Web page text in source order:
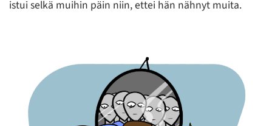
istui selkä muihin päin niin, ettei hän nähnyt muita.